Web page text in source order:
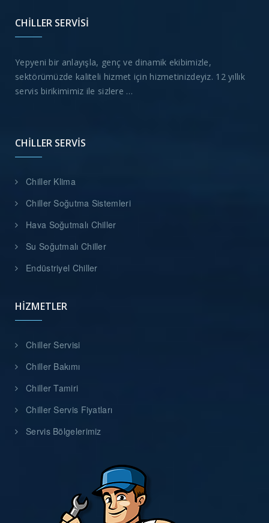
CHILLER SERVISI
Yepyeni bir anlayışla, genç ve dinamik ekibimizle,
sektörümüzde kaliteli hizmet için hizmetinizdeyiz. 12 yıllık
servis birikimimiz ile sizlere …
CHILLER SERVIS
Chiller Klima
Chiller Soğutma Sistemleri
Hava Soğutmalı Chiller
Su Soğutmalı Chiller
Endüstriyel Chiller
HIZMETLER
Chiller Servisi
Chiller Bakımı
Chiller Tamiri
Chiller Servis Fiyatları
Servis Bölgelerimiz